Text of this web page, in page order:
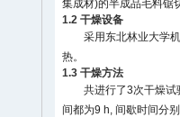
集成材)的半成品毛料锯
1.2 干燥设备
采用东北林业大学
热。
1.3 干燥方法
共进行了3次干燥试
间都为9 h, 间歇时间分